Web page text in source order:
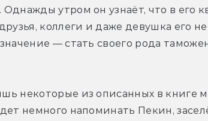
утром он узнаёт, что в его
коллеги и даже девушка его
— стать своего рода
некоторые из описанных в книге
немного напоминать Пекин,